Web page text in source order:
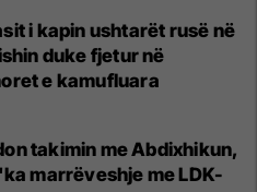
i kapin ushtarët rusë në
duke fjetur në
e kamufluara
takimin me Abdixhikun,
marrëveshje me LDK-